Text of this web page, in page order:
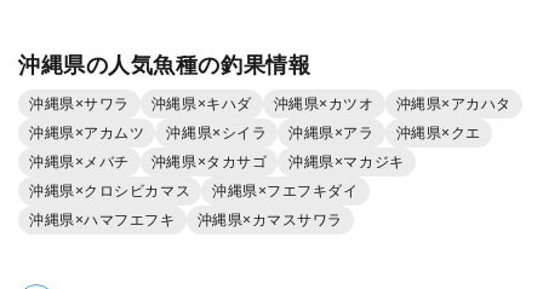
沖縄県の人気魚種の釣果情報
沖縄県×サワラ 沖縄県×キハダ 沖縄県×カツオ
沖縄県×アカハタ
沖縄県×アカムツ
沖縄県×シイラ 沖縄県×アラ
沖縄県×クエ
沖縄県×メバチ
沖縄県×タカサゴ
沖縄県×マカジキ
沖縄県×クロシビカマス
沖縄県×フエフキダイ
沖縄県×ハマフエフキ
沖縄県×カマスサワラ